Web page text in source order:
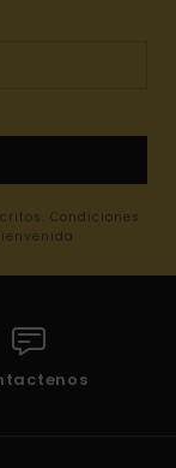
Condiciones